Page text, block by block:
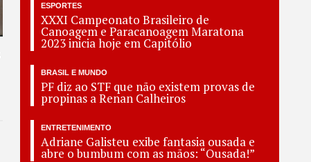
ESPORTES
XXXI Campeonato Brasileiro de
Canoagem e Paracanoagem Maratona
2023 inicia hoje em Capitólio
BRASIL E MUNDO
PF diz ao STF que não existem provas de
propinas a Renan Calheiros
ENTRETENIMENTO
Adriane Galisteu exibe fantasia ousada e
abre o bumbum com as mãos: “Ousada!”